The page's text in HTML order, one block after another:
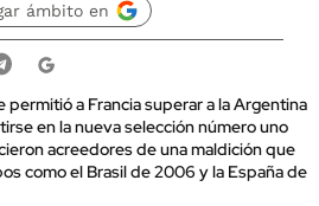
ámbito en
permitió a Francia superar a la Argentina
en la nueva selección número uno
acreedores de una maldición que
como el Brasil de 2006 y la España de